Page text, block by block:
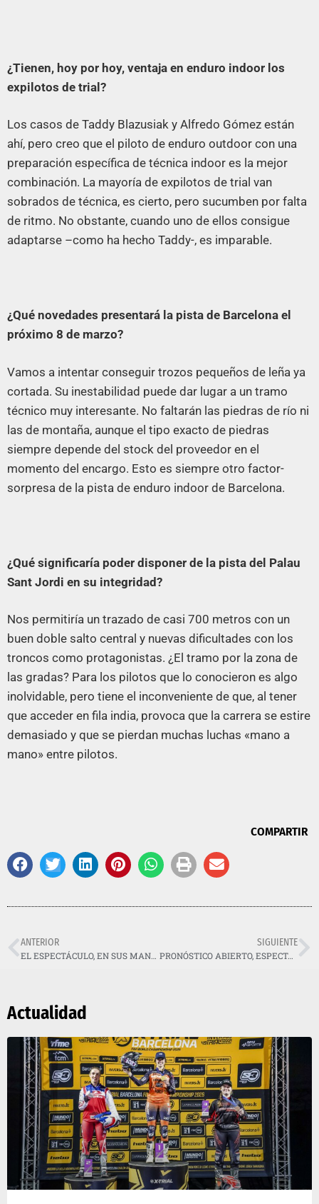
¿Tienen, hoy por hoy, ventaja en enduro indoor los
expilotos de trial?
Los casos de Taddy Blazusiak y Alfredo Gómez están
ahí, pero creo que el piloto de enduro outdoor con una
preparación específica de técnica indoor es la mejor
combinación. La mayoría de expilotos de trial van
sobrados de técnica, es cierto, pero sucumben por falta
de ritmo. No obstante, cuando uno de ellos consigue
adaptarse –como ha hecho Taddy-, es imparable.
¿Qué novedades presentará la pista de Barcelona el
próximo 8 de marzo?
Vamos a intentar conseguir trozos pequeños de leña ya
cortada. Su inestabilidad puede dar lugar a un tramo
técnico muy interesante. No faltarán las piedras de río ni
las de montaña, aunque el tipo exacto de piedras
siempre depende del stock del proveedor en el
momento del encargo. Esto es siempre otro factor-
sorpresa de la pista de enduro indoor de Barcelona.
¿Qué significaría poder disponer de la pista del Palau
Sant Jordi en su integridad?
Nos permitiría un trazado de casi 700 metros con un
buen doble salto central y nuevas dificultades con los
troncos como protagonistas. ¿El tramo por la zona de
las gradas? Para los pilotos que lo conocieron es algo
inolvidable, pero tiene el inconveniente de que, al tener
que acceder en fila india, provoca que la carrera se estire
demasiado y que se pierdan muchas luchas «mano a
mano» entre pilotos.
COMPARTIR
ANTERIOR
EL ESPECTÁCULO, EN SUS MANOS: FRANCESC TARRÉS
SIGUIENTE
PRONÓSTICO ABIERTO, ESPECTÁCULO GARANTIZADO
Actualidad